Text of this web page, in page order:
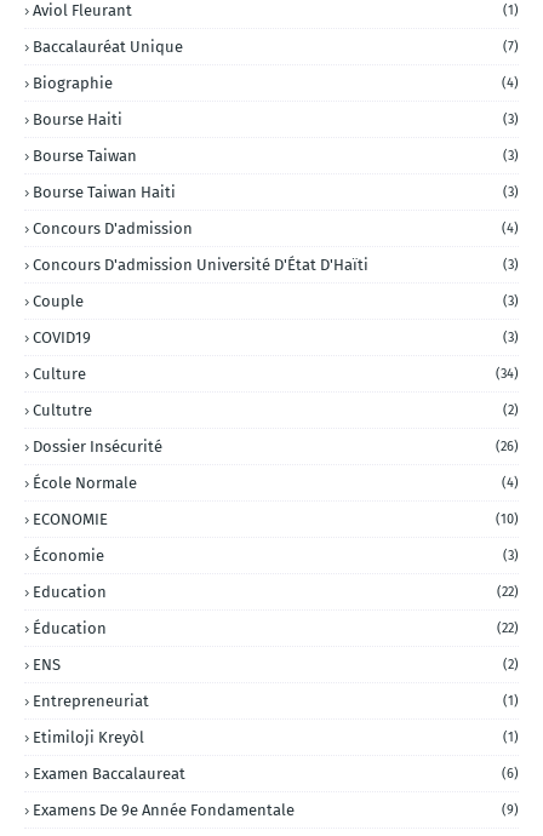
Aviol Fleurant (1)
Baccalauréat Unique (7)
Biographie (4)
Bourse Haiti (3)
Bourse Taiwan (3)
Bourse Taiwan Haiti (3)
Concours D'admission (4)
Concours D'admission Université D'État D'Haïti (3)
Couple (3)
COVID19 (3)
Culture (34)
Cultutre (2)
Dossier Insécurité (26)
École Normale (4)
ECONOMIE (10)
Économie (3)
Education (22)
Éducation (22)
ENS (2)
Entrepreneuriat (1)
Etimiloji Kreyòl (1)
Examen Baccalaureat (6)
Examens De 9e Année Fondamentale (9)